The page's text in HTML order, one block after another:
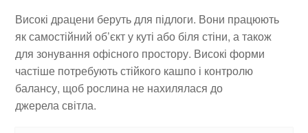
Високі драцени беруть для підлоги. Вони працюють
як самостійний об’єкт у куті або біля стіни, а також
для зонування офісного простору. Високі форми
частіше потребують стійкого кашпо і контролю
балансу, щоб рослина не нахилялася до
джерела світла.